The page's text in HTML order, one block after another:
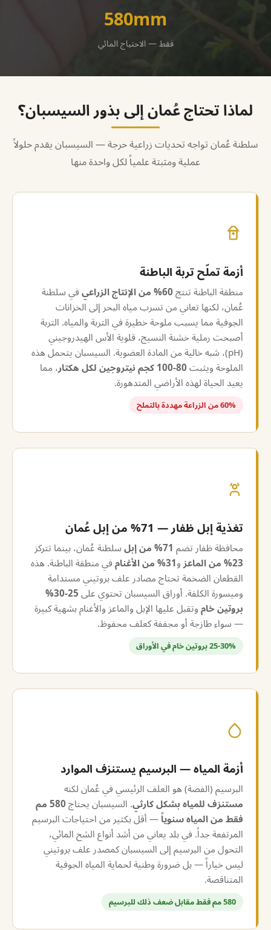
580mm
فقط — الاحتياج المائي
لماذا تحتاج عُمان إلى بذور السيسبان؟
سلطنة عُمان تواجه تحديات زراعية حرجة — السيسبان يقدم حلولاً
عملية ومثبتة علمياً لكل واحدة منها
أزمة تملّح تربة الباطنة
منطقة الباطنة تنتج 60% من الإنتاج الزراعي
في سلطنة
عُمان، لكنها تعاني من تسرب مياه البحر إلى الخزانات
الجوفية مما يسبب ملوحة خطيرة في التربة والمياه. التربة
أصبحت رملية خشنة النسيج، قلوية الأس الهيدروجيني
(pH)، شبه خالية من المادة العضوية. السيسبان يتحمل هذه
الملوحة ويثبت 80-100 كجم نيتروجين لكل هكتار
، مما
يعيد الحياة لهذه الأراضي المتدهورة.
60% من الزراعة مهددة بالتملح
تغذية إبل ظفار — 71% من إبل عُمان
محافظة ظفار تضم 71% من إبل
سلطنة عُمان، بينما تتركز
23% من الماعز
و31% من الأغنام
في منطقة الباطنة. هذه
القطعان الضخمة تحتاج مصادر علف بروتيني مستدامة
وميسورة الكلفة. أوراق السيسبان تحتوي على
25-30%
بروتين خام وتقبل عليها الإبل والماعز والأغنام بشهية كبيرة
— سواء طازجة أو مجففة كعلف محفوظ.
25-30% بروتين خام في الأوراق
أزمة المياه — البرسيم يستنزف الموارد
البرسيم (الفصة) هو العلف الرئيسي في عُمان لكنه
مستنزف للمياه بشكل كارثي. السيسبان يحتاج
580 مم
فقط من المياه سنوياً — أقل بكثير من احتياجات البرسيم
المرتفعة جداً. في بلد يعاني من أشد أنواع الشح المائي،
التحول من البرسيم إلى السيسبان كمصدر علف بروتيني
ليس خياراً — بل ضرورة وطنية لحماية المياه الجوفية
المتناقصة.
580 مم فقط مقابل ضعف ذلك للبرسيم